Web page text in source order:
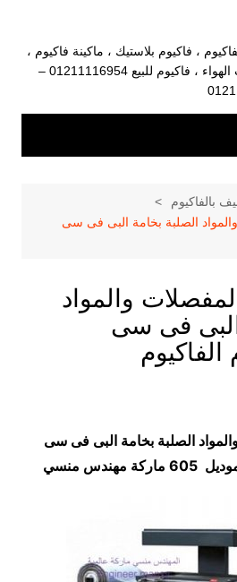
، فاكيوم بلاستيك ، ماكينة فاكيوم ،
ماكينة فاكيوم تغليف وسحب الهواء ، فاكيوم للبيع 01211116954 –
بالفاكيوم
الصلبة بخامة البى فى سى
والمواد
البى فى سى
الفاكيوم
الصلبة بخامة البى فى سى
منسي